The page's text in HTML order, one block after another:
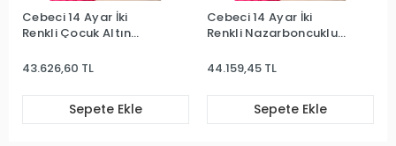
Cebeci 14 Ayar İki
Renkli Çocuk Altın
43.626,60 TL
Sepete Ekle
Cebeci 14 Ayar İki
Renkli Nazarboncuklu
44.159,45 TL
Sepete Ekle